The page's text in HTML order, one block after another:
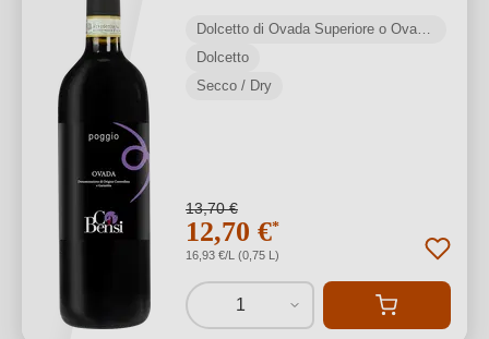
Dolcetto di Ovada Superiore o Ovada DOCG
Dolcetto
Secco / Dry
13,70 €
12,70 €*
16,93 €/L (0,75 L)
1